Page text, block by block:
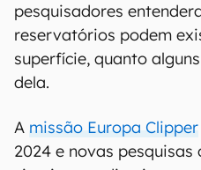
pesquisadores
reservatórios podem
superfície, quanto
dela.
A missão Europa Clipper
2024 e novas